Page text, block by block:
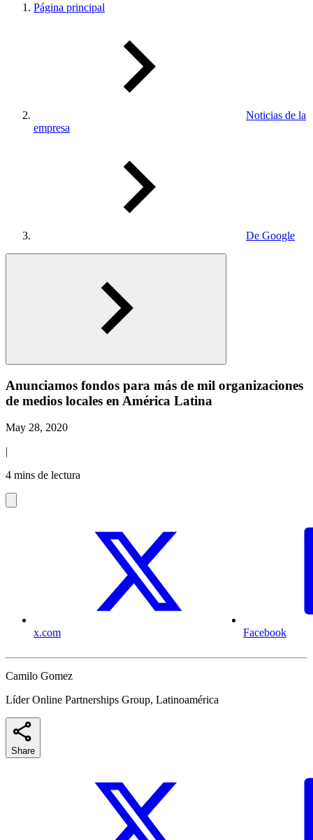
Página principal
Noticias de la
empresa
De Google
Anunciamos fondos para más de mil organizaciones
de medios locales en América Latina
May 28, 2020
|
4 mins de lectura
x.com Facebook
Camilo Gomez
Líder Online Partnerships Group, Latinoamérica
Share